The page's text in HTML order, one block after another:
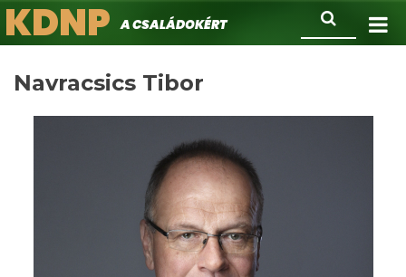
Ugrás
a
Keresés
KDNPA családokért.
Navracsics Tibor